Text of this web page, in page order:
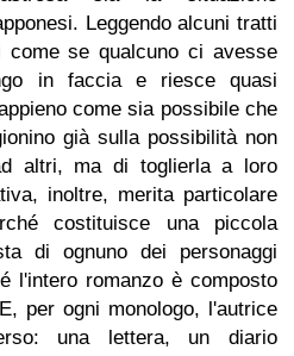
Leggendo alcuni tratti
se qualcuno ci avesse
in faccia e riesce quasi
come sia possibile che
già sulla possibilità non
altri, ma di toglierla a loro
inoltre, merita particolare
costituisce una piccola
di ognuno dei personaggi
l'intero romanzo è composto
per ogni monologo, l'autrice
una lettera, un diario